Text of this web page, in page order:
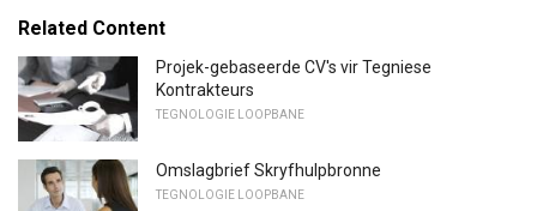
Related Content
Projek-gebaseerde CV's vir Tegniese
Kontrakteurs
TEGNOLOGIE LOOPBANE
Omslagbrief Skryfhulpbronne
TEGNOLOGIE LOOPBANE